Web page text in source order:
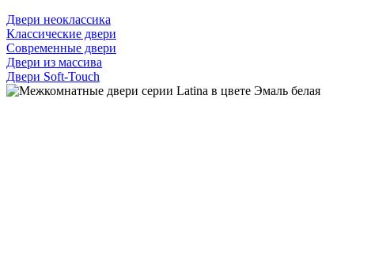
Двери неоклассика
Классические двери
Современные двери
Двери из массива
Двери Soft-Touch